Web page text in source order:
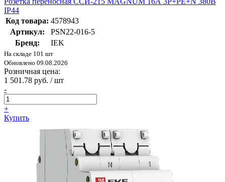
IP44
Код товара: 4578943
Артикул:
PSN22-016-5
Бренд:
IEK
На складе 101 шт
Обновлено 09.08.2026
Розничная цена:
1 501.78 руб. / шт
-
+
Купить